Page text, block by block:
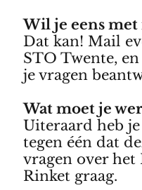
Wil je eens met
Dat kan! Mail
STO Twente,
je vragen
Wat moet je
Uiteraard heb
tegen één dat
vragen over
Rinket graag.